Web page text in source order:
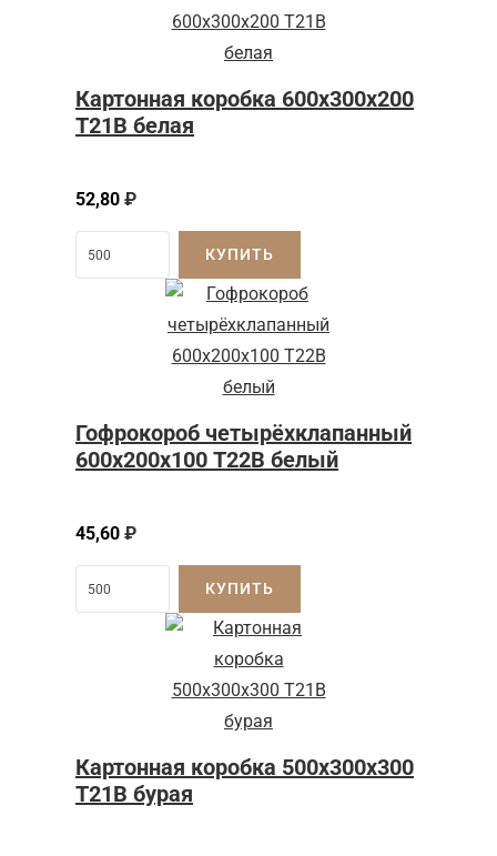
Картонная коробка 600x300x200
Т21B белая
52,80 ₽
КУПИТЬ
Гофрокороб четырёхклапанный
600х200х100 Т22В белый
45,60 ₽
КУПИТЬ
Картонная коробка 500x300x300
Т21B бурая